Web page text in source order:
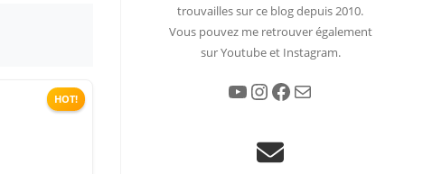
HOT!
trouvailles sur ce blog depuis 2010.
Vous pouvez me retrouver également
sur Youtube et Instagram.
YouTube Instagram Facebook E-mail